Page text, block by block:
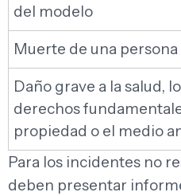
del modelo
Muerte de una persona
Daño grave a la salud,
derechos
propiedad o el medio
Para los incidentes no
deben presentar